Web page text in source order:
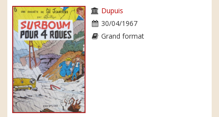
Dupuis
30/04/1967
Grand format